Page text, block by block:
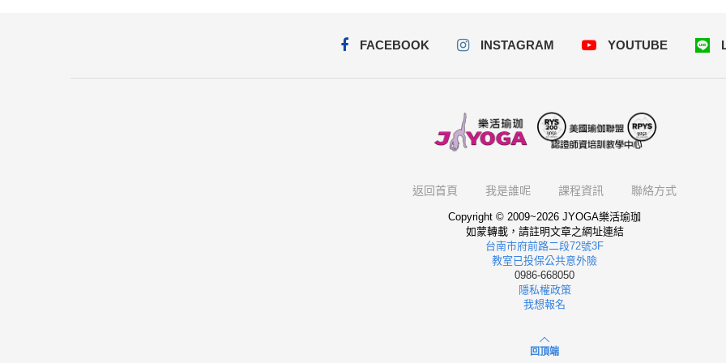
FACEBOOK INSTAGRAM YOUTUBE
返回首頁 我是誰呢 課程資訊 聯絡方式
Copyright © 2009~2026 JYOGA樂活瑜珈
如蒙轉載，請註明文章之網址連結
台南市府前路二段72號3F
教室已投保公共意外險
0986-668050
隱私權政策
我想報名
回頂端